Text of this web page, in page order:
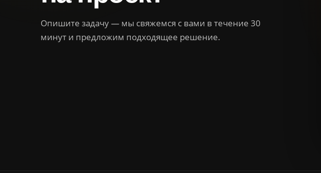
Опишите задачу — мы свяжемся с вами в течение 30
минут и предложим подходящее решение.